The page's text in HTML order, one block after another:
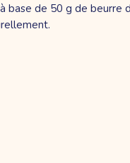
base de 50 g de beurre